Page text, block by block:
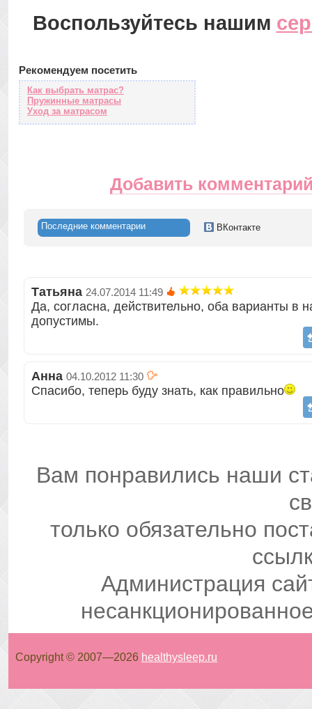
Воспользуйтесь нашим
Рекомендуем посетить
Как выбрать матрас?
Пружинные матрасы
Уход за матрасом
Добавить
Последние комментарии ВКонтакте
Татьяна 24.07.2014 11:49
Да, согласна, действительно, оба варианты в
допустимы.
Анна 04.10.2012 11:30
Спасибо, теперь буду знать, как правильно
Вам понравились наши
только обязательно
Администрация
Copyright © 2007—2026 healthysleep.ru